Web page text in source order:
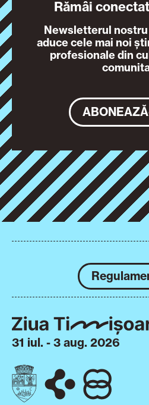
Rămâi
Newsletterul
aduce cele mai noi
profesionale din
31 iul. - 3 aug. 2026